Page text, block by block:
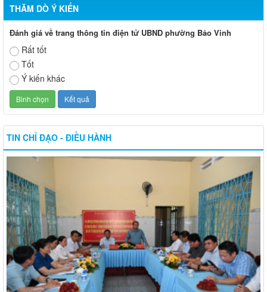
THĂM DÒ Ý KIẾN
Đánh giá về trang thông tin điện tử UBND phường Bảo Vinh
Rất tốt
Tốt
Ý kiến khác
TIN CHỈ ĐẠO - ĐIỀU HÀNH